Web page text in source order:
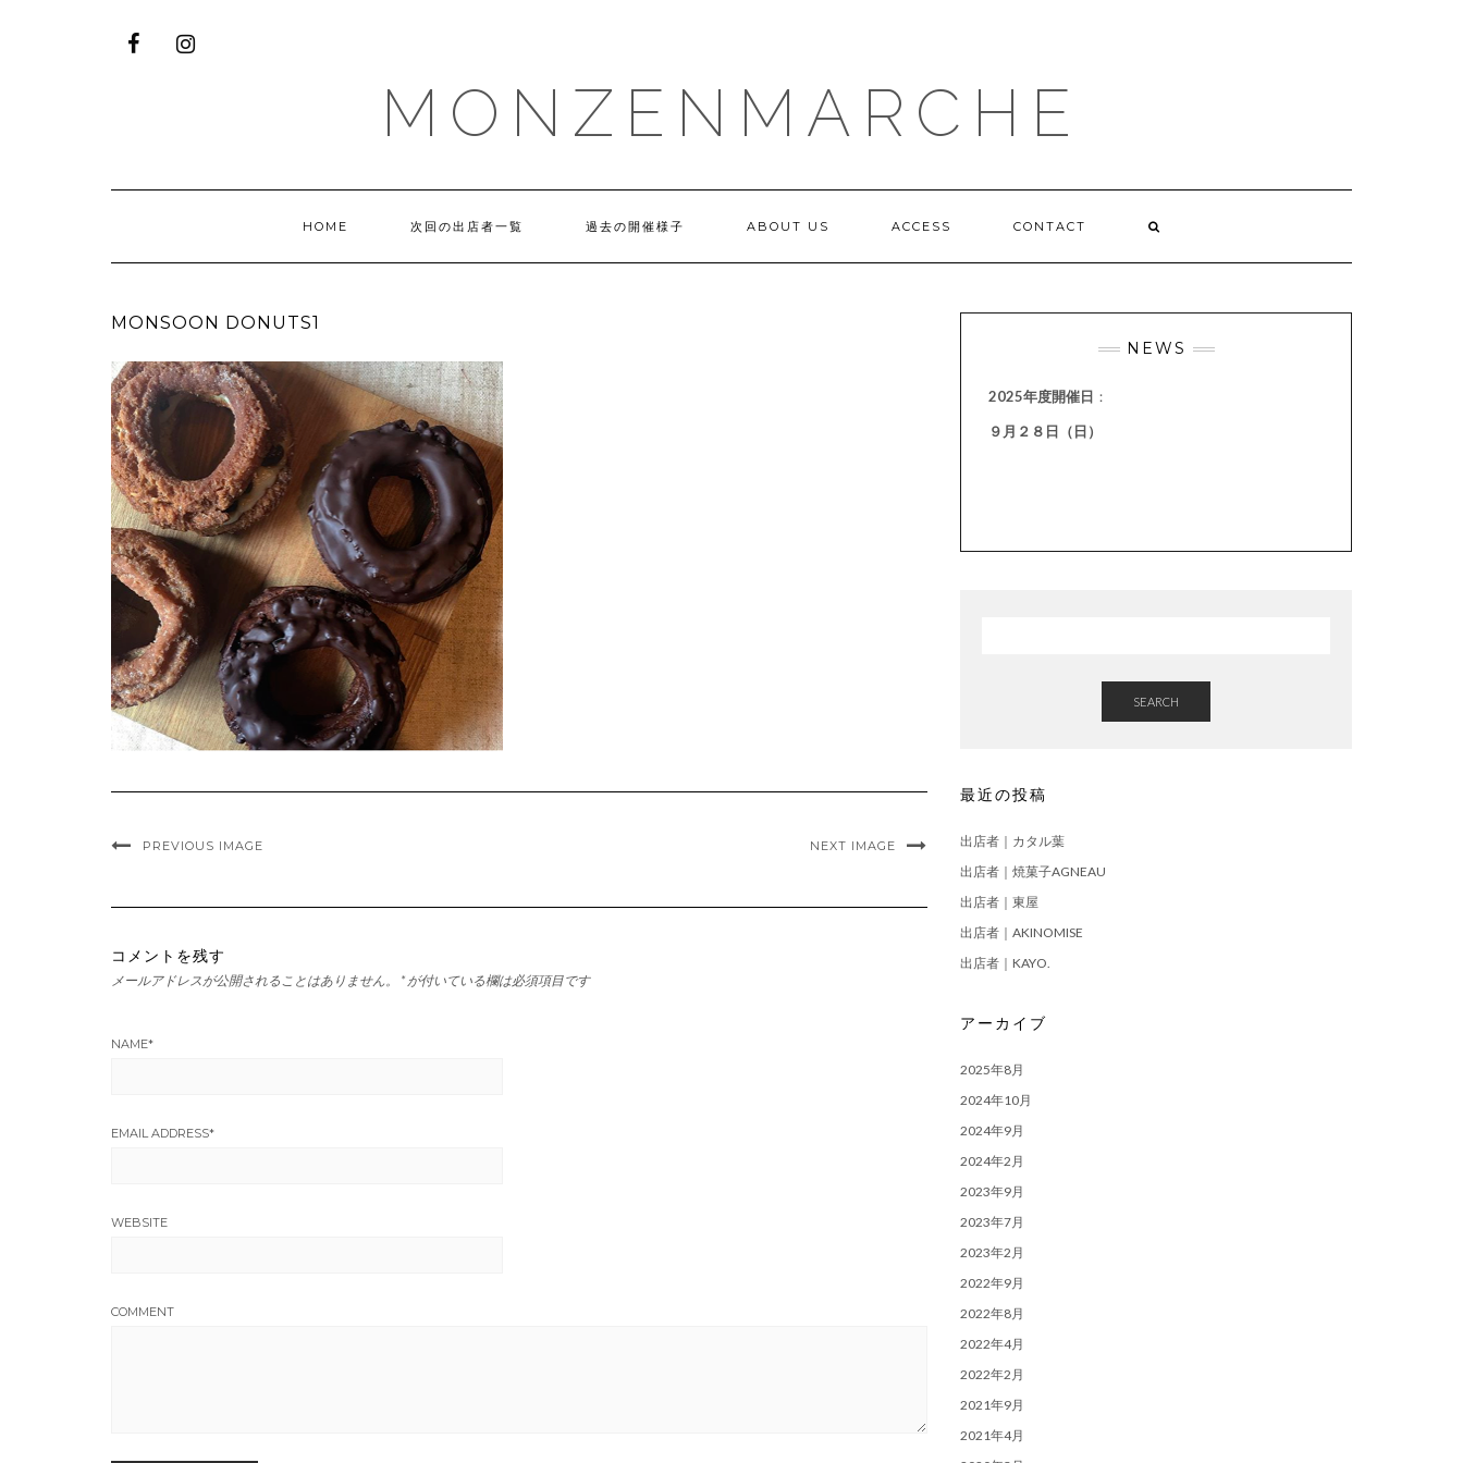
MONZENMARCHE
HOME 次回の出店者一覧 過去の開催様子 ABOUT US ACCESS CONTACT
MONSOON DONUTS1
PREVIOUS IMAGE NEXT IMAGE
コメントを残す
メールアドレスが公開されることはありません。 * が付いている欄は必須項目です
NAME*
EMAIL ADDRESS*
WEBSITE
COMMENT
NEWS
2025年度開催日 ：
９月２８日（日）
SEARCH
最近の投稿
出店者｜カタル葉
出店者｜焼菓子AGNEAU
出店者｜東屋
出店者｜AKINOMISE
出店者｜KAYO.
アーカイブ
2025年8月
2024年10月
2024年9月
2024年2月
2023年9月
2023年7月
2023年2月
2022年9月
2022年8月
2022年4月
2022年2月
2021年9月
2021年4月